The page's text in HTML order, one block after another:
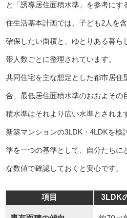
と「誘導居住面積水準」を参考にす
住生活基本計画では、子ども2人を
確保したい面積と、ゆとりある暮ら
帯人数ごとに整理されています。
共同住宅を主な想定とした都市居住
合、最低居住面積水準のおおよその
積水準はそれより広い水準とされま
新築マンションの3LDK・4LDKを検
準を一つの基準として、自分たちに
な数値で確認しておくと安心です。
項目 3LDK